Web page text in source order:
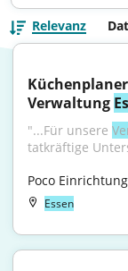
Relevanz
Verwaltung
"...Für unsere
tatkräftige
Poco
Essen